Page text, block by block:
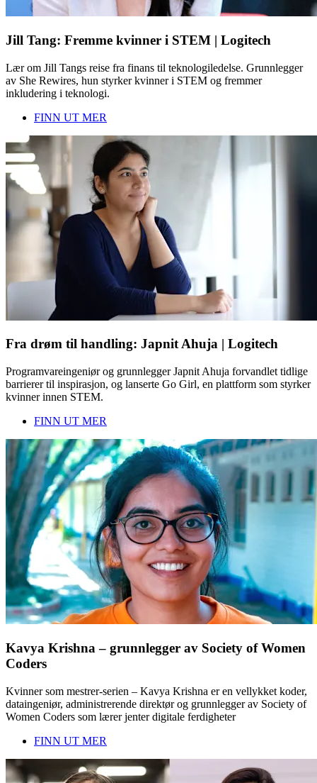
Jill Tang: Fremme kvinner i STEM | Logitech
Lær om Jill Tangs reise fra finans til teknologiledelse. Grunnlegger
av She Rewires, hun styrker kvinner i STEM og fremmer
inkludering i teknologi.
FINN UT MER
Fra drøm til handling: Japnit Ahuja | Logitech
Programvareingeniør og grunnlegger Japnit Ahuja forvandlet tidlige
barrierer til inspirasjon, og lanserte Go Girl, en plattform som styrker
kvinner innen STEM.
FINN UT MER
Kavya Krishna – grunnlegger av Society of Women
Coders
Kvinner som mestrer-serien – Kavya Krishna er en vellykket koder,
dataingeniør, administrerende direktør og grunnlegger av Society of
Women Coders som lærer jenter digitale ferdigheter
FINN UT MER